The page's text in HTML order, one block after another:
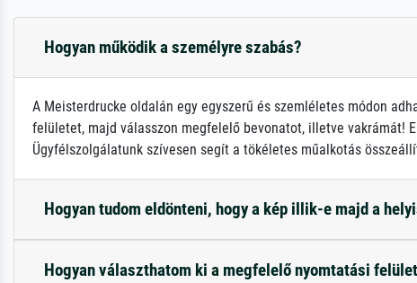
Hogyan működik a személyre szabás?
A Meisterdrucke oldalán egy egyszerű és szemléletes módon
felületet, majd válasszon megfelelő bevonatot, illetve vakrámát!
Ügyfélszolgálatunk szívesen segít a tökéletes műalkotás
Hogyan tudom eldönteni, hogy a kép illik-e majd a
Hogyan választhatom ki a megfelelő nyomtatási